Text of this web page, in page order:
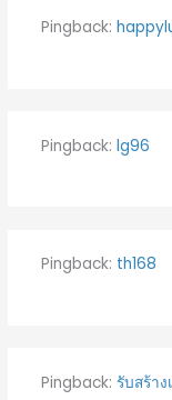
Pingback:
Pingback: lg96
Pingback: th168
Pingback: รับสร้าง